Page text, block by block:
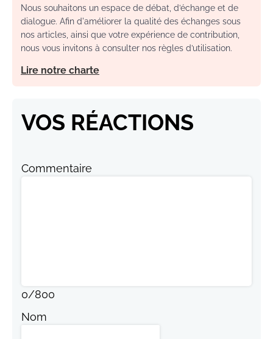
Nous souhaitons un espace de débat, d’échange et de
dialogue. Afin d'améliorer la qualité des échanges sous
nos articles, ainsi que votre expérience de contribution,
nous vous invitons à consulter nos règles d’utilisation.
Lire notre charte
VOS RÉACTIONS
Commentaire
0/800
Nom